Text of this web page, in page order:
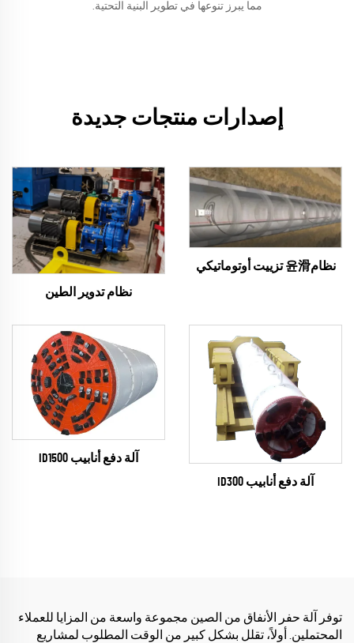
مما يبرز تنوعها في تطوير البنية التحتية.
إصدارات منتجات جديدة
نظام윤滑 تزييت أوتوماتيكي
نظام تدوير الطين
آلة دفع أنابيب ID300
آلة دفع أنابيب ID1500
توفر آلة حفر الأنفاق من الصين مجموعة واسعة من المزايا للعملاء
المحتملين. أولاً، تقلل بشكل كبير من الوقت المطلوب لمشاريع